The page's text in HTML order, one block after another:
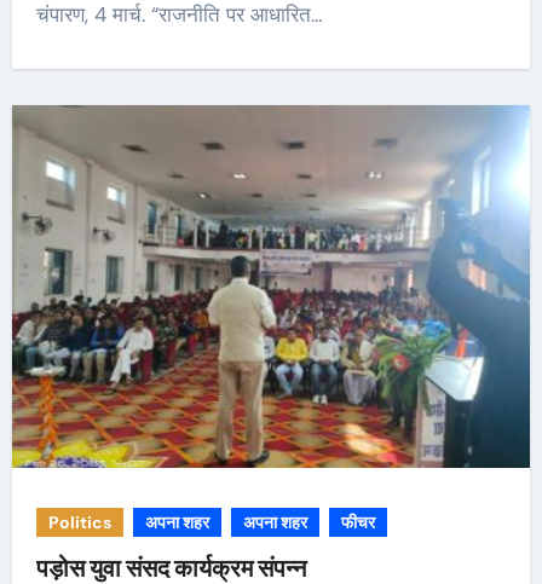
चंपारण, 4 मार्च. “राजनीति पर आधारित…
Politics अपना शहर अपना शहर फीचर
पड़ोस युवा संसद कार्यक्रम संपन्न